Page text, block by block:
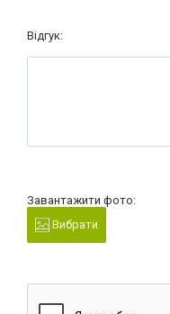
Відгук:
Завантажити фото:
Вибрати